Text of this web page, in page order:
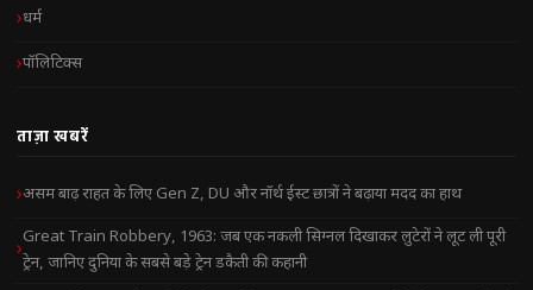
धर्म
पॉलिटिक्स
ताज़ा खबरें
असम बाढ़ राहत के लिए Gen Z, DU और नॉर्थ ईस्ट छात्रों ने बढ़ाया मदद का हाथ
Great Train Robbery, 1963: जब एक नकली सिग्नल दिखाकर लुटेरों ने लूट ली पूरी
ट्रेन, जानिए दुनिया के सबसे बड़े ट्रेन डकैती की कहानी